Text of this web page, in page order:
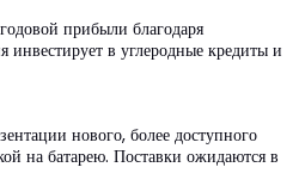
прибыли благодаря
инвестирует в углеродные кредиты и
нового, более доступного
на батарею. Поставки ожидаются в